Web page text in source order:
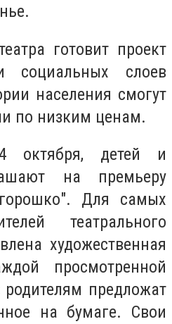
готовит проект
слоев
населения смогут
по низким ценам.
октября, детей и
на премьеру
Для самых
театрального
художественная
просмотренной
предложат
на бумаге. Свои